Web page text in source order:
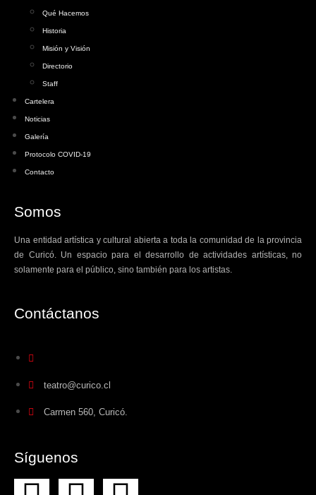
Qué Hacemos
Historia
Misión y Visión
Directorio
Staff
Cartelera
Noticias
Galería
Protocolo COVID-19
Contacto
Somos
Una entidad artística y cultural abierta a toda la comunidad de la provincia
de Curicó. Un espacio para el desarrollo de actividades artísticas, no
solamente para el público, sino también para los artistas.
Contáctanos​
teatro@curico.cl
Carmen 560, Curicó.
Síguenos